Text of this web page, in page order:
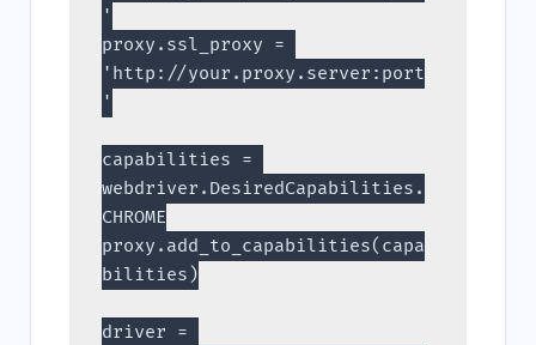
'
proxy.ssl_proxy =
'http://your.proxy.server:port
'
capabilities =
webdriver.DesiredCapabilities.
CHROME
proxy.add_to_capabilities(capa
bilities)
driver =